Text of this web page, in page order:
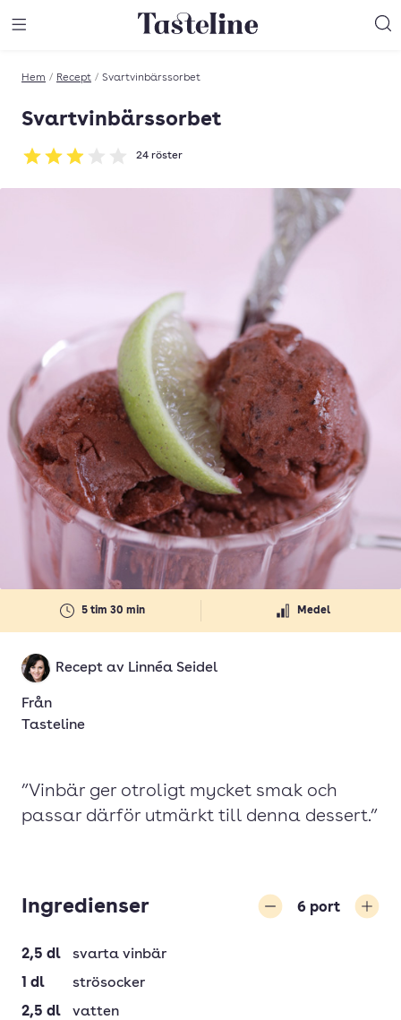
Till Tastelines startsida
Hem / Recept / Svartvinbärssorbet
Svartvinbärssorbet
Betyg: 2.96 av 5
24 röster
5 tim 30 min Medel
Recept av Linnéa Seidel
Från
Tasteline
”Vinbär ger otroligt mycket smak och
passar därför utmärkt till denna dessert.”
Ingredienser 6 port
2,5 dl
svarta vinbär
1 dl
strösocker
2,5 dl
vatten